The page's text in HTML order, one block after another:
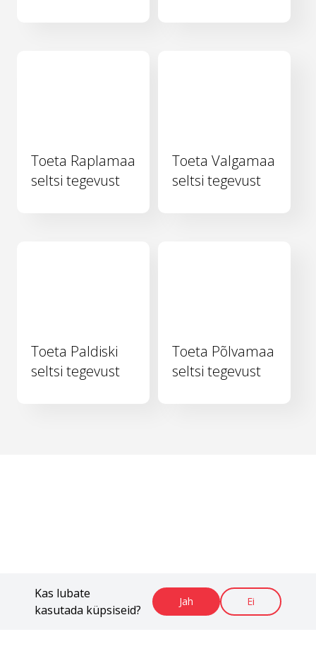
Kas lubate
kasutada küpsiseid?
Jah Ei
Toeta Raplamaa
seltsi tegevust
Toeta Valgamaa
seltsi tegevust
Toeta Paldiski
seltsi tegevust
Toeta Põlvamaa
seltsi tegevust